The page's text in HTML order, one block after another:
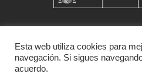
Esta web utiliza cookies para
navegación. Si sigues
acuerdo.